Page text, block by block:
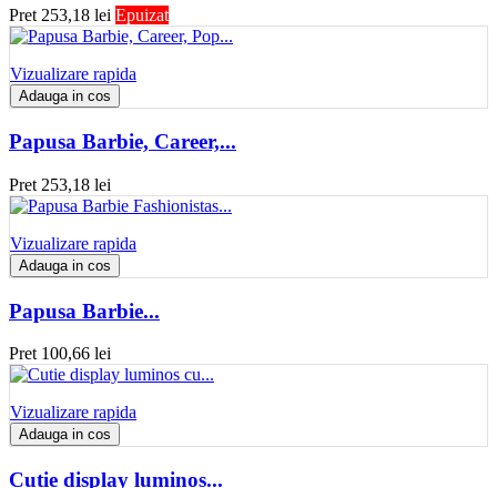
Pret 253,18 lei Epuizat
Vizualizare rapida
Adauga in cos
Papusa Barbie, Career,...
Pret 253,18 lei
Vizualizare rapida
Adauga in cos
Papusa Barbie...
Pret 100,66 lei
Vizualizare rapida
Adauga in cos
Cutie display luminos...